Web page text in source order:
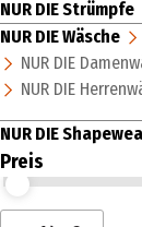
NUR DIE Strümpfe
NUR DIE Wäsche
NUR DIE
NUR DIE
NUR DIE
Preis